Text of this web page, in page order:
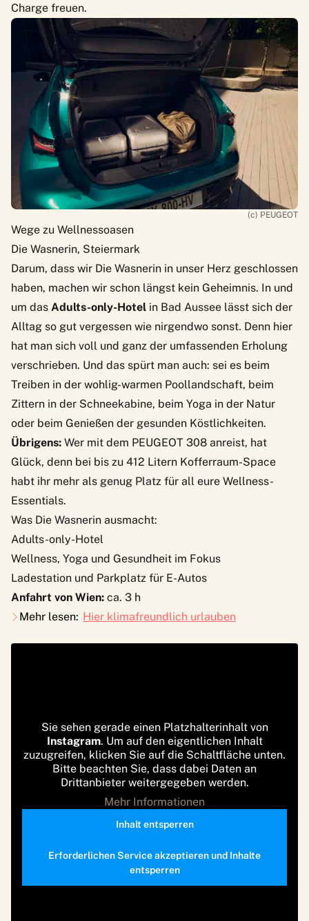
Charge freuen.
(c) PEUGEOT
Wege zu Wellnessoasen
Die Wasnerin, Steiermark
Darum, dass wir Die Wasnerin in unser Herz geschlossen
haben, machen wir schon längst kein Geheimnis. In und
um das Adults-only-Hotel in Bad Aussee lässt sich der
Alltag so gut vergessen wie nirgendwo sonst. Denn hier
hat man sich voll und ganz der umfassenden Erholung
verschrieben. Und das spürt man auch: sei es beim
Treiben in der wohlig-warmen Poollandschaft, beim
Zittern in der Schneekabine, beim Yoga in der Natur
oder beim Genießen der gesunden Köstlichkeiten.
Übrigens: Wer mit dem PEUGEOT 308 anreist, hat
Glück, denn bei bis zu 412 Litern Kofferraum-Space
habt ihr mehr als genug Platz für all eure Wellness-
Essentials.
Was Die Wasnerin ausmacht:
Adults-only-Hotel
Wellness, Yoga und Gesundheit im Fokus
Ladestation und Parkplatz für E-Autos
Anfahrt von Wien: ca. 3 h
Mehr lesen: Hier klimafreundlich urlauben
Sie sehen gerade einen Platzhalterinhalt von
Instagram. Um auf den eigentlichen Inhalt
zuzugreifen, klicken Sie auf die Schaltfläche unten.
Bitte beachten Sie, dass dabei Daten an
Drittanbieter weitergegeben werden.
Mehr Informationen
Inhalt entsperren
Erforderlichen Service akzeptieren und Inhalte
entsperren